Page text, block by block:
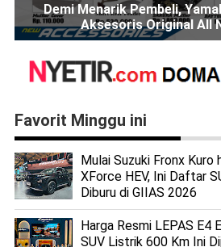
Demi Menarik Pembeli,
Aksesoris Original All
Favorit Minggu ini
Mulai Suzuki Fronx Kuro
XForce HEV, Ini Daftar
Diburu di GIIAS 2026
Harga Resmi LEPAS E4
SUV Listrik 600 Km Ini